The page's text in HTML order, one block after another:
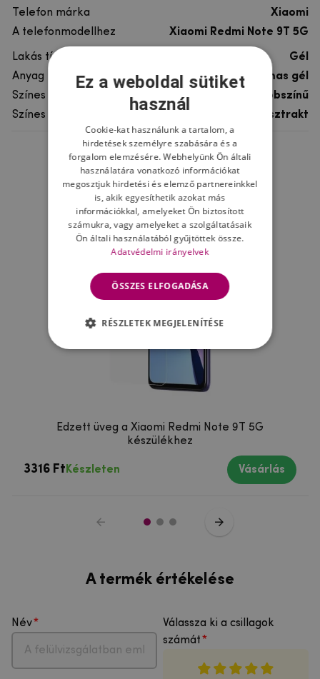
Telefon márka
Xiaomi
A telefonmodellhez
Xiaomi Redmi Note 9T 5G
Lakás típusa
Gél
Anyag
rugalmas gél
Színes
többszínű
Színes motívum
Absztrakt
Ne felejtsd el
Edzett üveg a Xiaomi Redmi Note 9T 5G
készülékhez
3316 Ft Készleten Vásárlás
A termék értékelése
Név
Válassza ki a csillagok
számát
Ez a weboldal sütiket
használ
Cookie-kat használunk a tartalom, a
hirdetések személyre szabására és a
forgalom elemzésére. Webhelyünk Ön általi
használatára vonatkozó információkat
megosztjuk hirdetési és elemző partnereinkkel
is, akik egyesíthetik azokat más
információkkal, amelyeket Ön biztosított
számukra, vagy amelyeket a szolgáltatásaik
Ön általi használatából gyűjtöttek össze.
Adatvédelmi irányelvek
ÖSSZES ELFOGADÁSA
RÉSZLETEK MEGJELENÍTÉSE